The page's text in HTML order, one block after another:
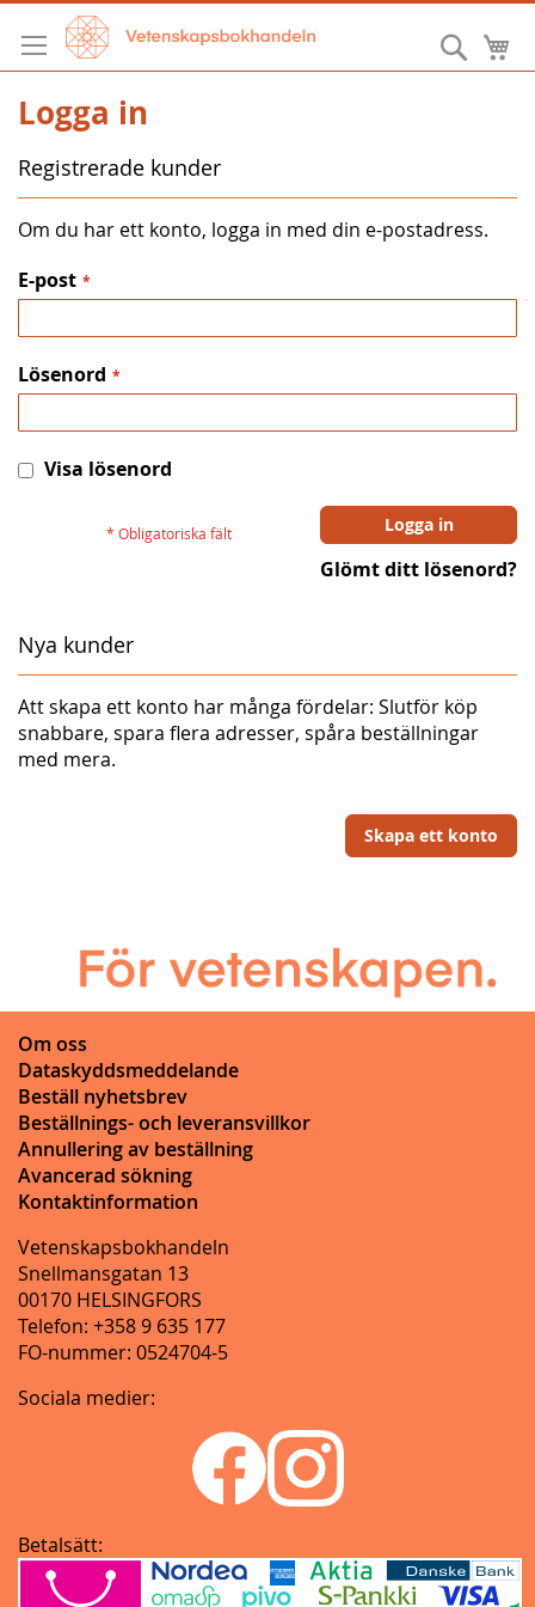
Hoppa
till
innehållet
Sök
Logga in
Registrerade kunder
Om du har ett konto, logga in med din e-postadress.
E-post
Lösenord
Visa lösenord
Logga in
Glömt ditt lösenord?
Nya kunder
Att skapa ett konto har många fördelar: Slutför köp
snabbare, spara flera adresser, spåra beställningar
med mera.
Skapa ett konto
Om oss
Dataskyddsmeddelande
Beställ nyhetsbrev
Beställnings- och leveransvillkor
Annullering av beställning
Avancerad sökning
Kontaktinformation
Vetenskapsbokhandeln
Snellmansgatan 13
00170 HELSINGFORS
Telefon: +358 9 635 177
FO-nummer: 0524704-5
Sociala medier:
Betalsätt: